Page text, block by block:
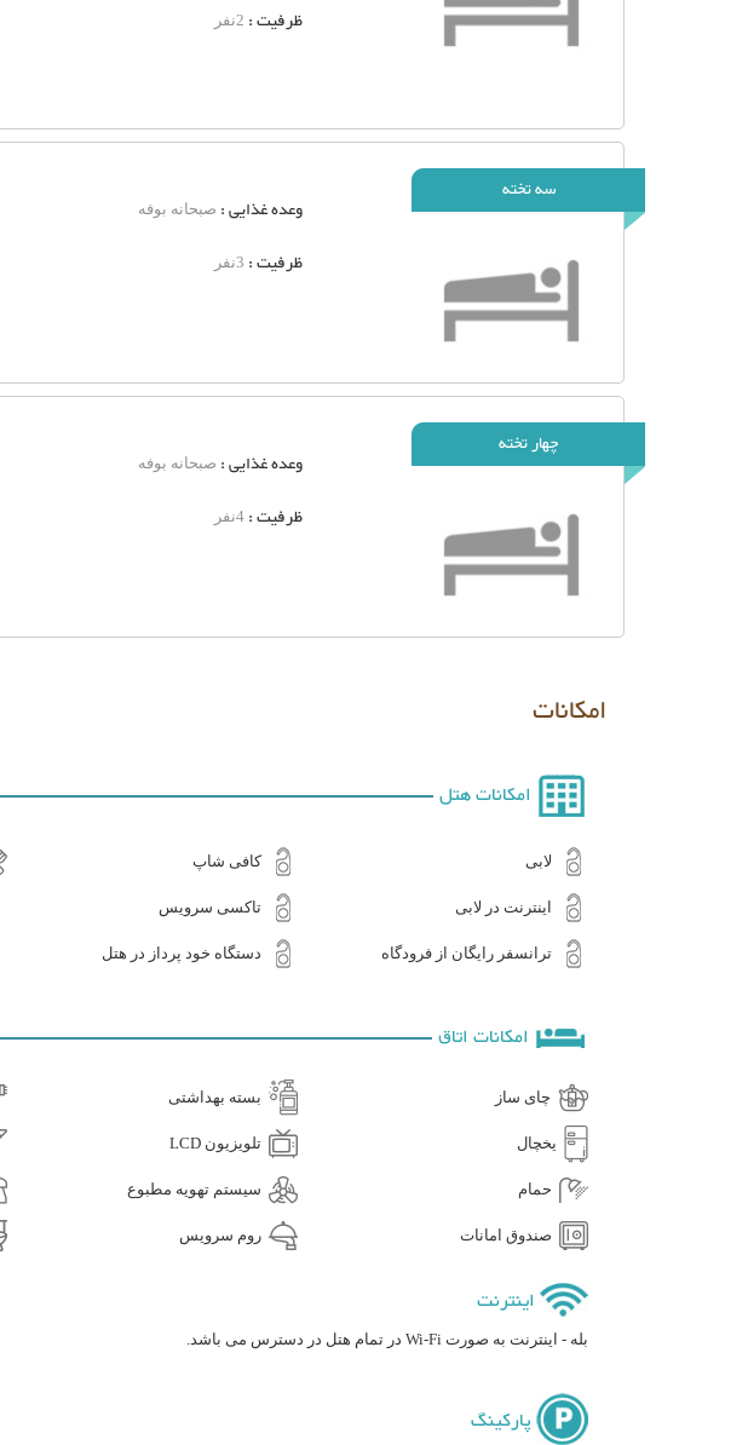
ظرفیت : 2نفر
سه تخته
وعده غذایی : صبحانه بوفه
ظرفیت : 3نفر
چهار تخته
وعده غذایی : صبحانه بوفه
ظرفیت : 4نفر
امکانات
امکانات هتل
لابی کافی شاپ
اینترنت در لابی تاکسی سرویس
ترانسفر رایگان از فرودگاه دستگاه خود پرداز در هتل
امکانات اتاق
چای ساز بسته بهداشتی
یخچال تلویزیون LCD
حمام سیستم تهویه مطبوع
صندوق امانات روم سرویس
اینترنت
بله - اینترنت به صورت Wi-Fi در تمام هتل در دسترس می باشد.
پارکینگ